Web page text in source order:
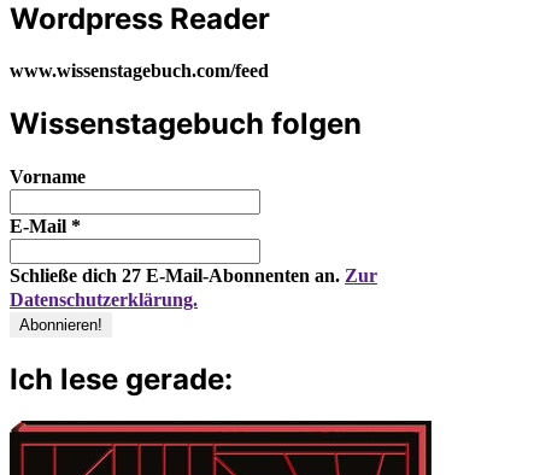
Wordpress Reader
www.wissenstagebuch.com/feed
Wissenstagebuch folgen
Vorname
E-Mail *
Schließe dich 27 E-Mail-Abonnenten an. Zur
Datenschutzerklärung.
Ich lese gerade: